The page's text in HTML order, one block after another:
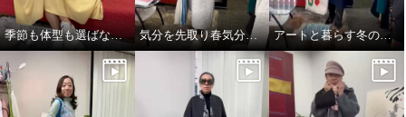
季節も体型も選ばない、頼れるジャンパースカート 気分を先取り春気分コーデ^_^ アートと暮らす冬のワンシーン。